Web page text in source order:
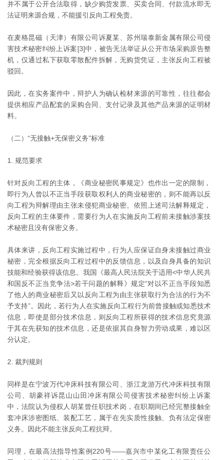
并不属于公开合法取得，缺少购货发票、买卖合同、付款流水即无
法证明来源合规，不能援引反向工程免责。
在麦格昆磁（天津）有限公司诉夏某、苏州瑞泰新金属有限公司侵
害技术秘密纠纷上诉案[3]中，被告无法举证从公开市场采购原告整
机，仅通过私下获取零散配件拆解，无购货凭证，主张反向工程被
驳回。
因此，在实务案件中，辩护人为确认检材来源的可靠性，往往都会
提供相应产品配套的采购合同、支付记录及其他产品来源的证明材
料。
（二）“无接触+无保密义务”标准
1. 规范要求
针对反向工程的主体，《商业秘密民事规定》也作出一定的限制，
即行为人曾以不正当手段获取权利人的商业秘密的，则不能再以反
向工程为辩解理由主张未侵犯商业秘密。依照上述司法解释规定，
反向工程的主体要件，需要行为人在实施反向工程前未接触涉案技
术秘密且没有保密义务。
具体来讲，反向工程实施过程中，行为人应保证自身未接触过商业
秘密，完全根据反向工程过程中的反馈信息，以及自身具备的知识
技能和经验获得该信息。我国《最高人民法院关于适用<中华人民共
和国反不正当竞争法>若干问题的解释》规定“对以不正当手段知悉
了他人的商业秘密后又以反向工程为由主张获取行为合法的行为不
予支持”。因此，若行为人在实施反向工程行为前曾接触或知悉技术
信息，即使是部分技术信息，则反向工程所获得的技术信息究竟源
于其在先获知的技术信息，还是依据其自身智力劳动成果，难以区
分认定。
2. 裁判规则
同样是在宁波万代冲床科技有限公司、浙江龙游万代冲床科技有限
公司、胡豪祥诉昆山山田冲床有限公司侵害技术秘密纠纷上诉案
中，法院认为侵权人胡某曾任职技术岗，在职期间已经完整接触全
套冲床涉密图纸、装配工艺，属于在先实质性接触、负有法定保密
义务。因此不能主张反向工程抗辩。
同理，在最高法指导性案例220号——嘉兴市中某化工有限责任公